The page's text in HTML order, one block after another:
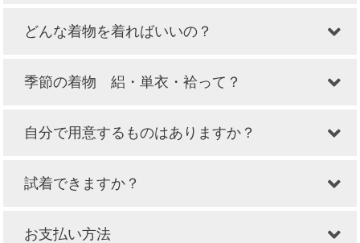
どんな着物を着ればいいの？
季節の着物 絽・単衣・袷って？
自分で用意するものはありますか？
試着できますか？
お支払い方法